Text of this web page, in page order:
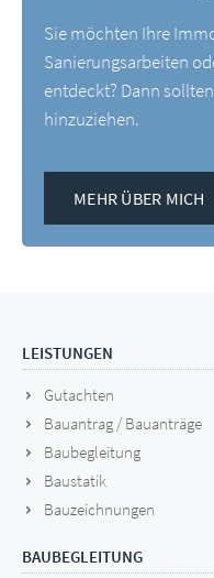
Sie möchten Ihre
Sanierungsarbeiten
entdeckt? Dann
hinzuziehen.
MEHR ÜBER MICH
LEISTUNGEN
Gutachten
Bauantrag / Bauanträge
Baubegleitung
Baustatik
Bauzeichnungen
BAUBEGLEITUNG